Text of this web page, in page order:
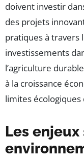
doivent investir
des projets
pratiques à
investissements
l’agriculture
à la croissance
limites écologiques
Les